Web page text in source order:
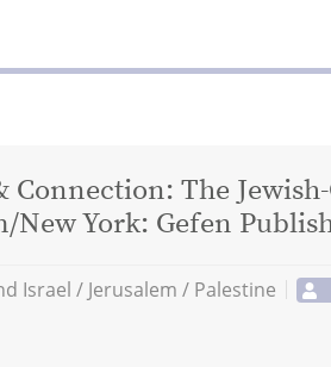
Connection: The
New York: Gefen
Israel / Jerusalem / Palestine